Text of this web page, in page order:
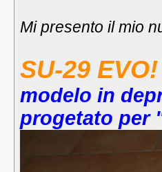
Mi presento il mio
SU-29
modelo in
progetato per